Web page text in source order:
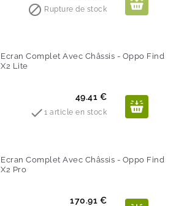
 Rupture de stock
Ecran Complet Avec Châssis - Oppo Find
X2 Lite
Prix
49.41 €
1 article en stock
Ecran Complet Avec Châssis - Oppo Find
X2 Pro
Prix
170.91 €